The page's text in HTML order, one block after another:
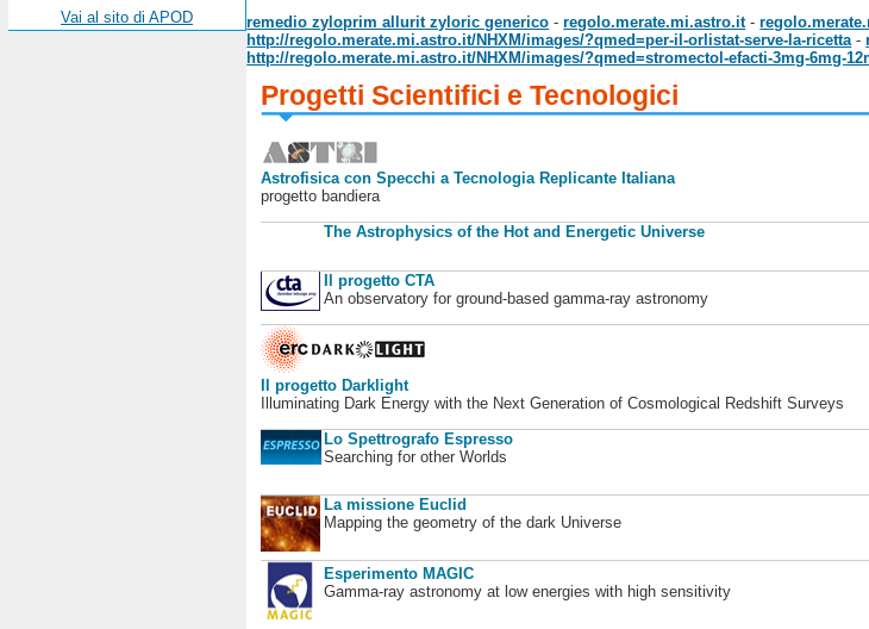
Vai al sito di APOD
remedio zyloprim allurit zyloric generico -regolo.merate.mi.astro.it-
http://regolo.merate.mi.astro.it/NHXM/images/?qmed=per-il-orlistat-serve-la-ricetta -
http://regolo.merate.mi.astro.it/NHXM/images/?qmed=stromectol-efacti-3mg-6mg-
Progetti Scientifici e Tecnologici
Astrofisica con Specchi a Tecnologia Replicante Italiana
progetto bandiera
The Astrophysics of the Hot and Energetic Universe
Il progetto CTA
An observatory for ground-based gamma-ray astronomy
Il progetto Darklight
Illuminating Dark Energy with the Next Generation of Cosmological Redshift Surveys
Lo Spettrografo Espresso
Searching for other Worlds
La missione Euclid
Mapping the geometry of the dark Universe
Esperimento MAGIC
Gamma-ray astronomy at low energies with high sensitivity